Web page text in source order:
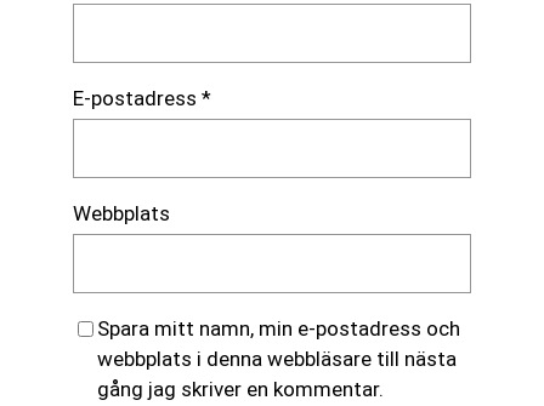
E-postadress *
Webbplats
Spara mitt namn, min e-postadress och
webbplats i denna webbläsare till nästa
gång jag skriver en kommentar.